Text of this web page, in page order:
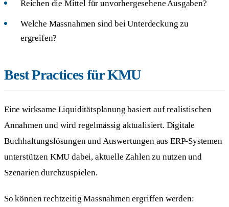
Reichen die Mittel für unvorhergesehene Ausgaben?
Welche Massnahmen sind bei Unterdeckung zu
ergreifen?
Best Practices für KMU
Eine wirksame Liquiditätsplanung basiert auf realistischen
Annahmen und wird regelmässig aktualisiert. Digitale
Buchhaltungslösungen und Auswertungen aus ERP-Systemen
unterstützen KMU dabei, aktuelle Zahlen zu nutzen und
Szenarien durchzuspielen.
So können rechtzeitig Massnahmen ergriffen werden: